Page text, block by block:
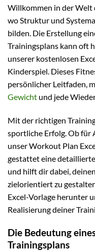
Willkommen in der Welt
wo Struktur und
bilden. Die Erstellung
Trainingsplans kann oft
unserer kostenlosen
Kinderspiel. Dieses
persönlicher Leitfaden,
Gewicht und jede
Mit der richtigen
sportliche Erfolg. Ob für
unser Workout Plan
gestattet eine
und hilft dir dabei,
zielorientiert zu
Excel-Vorlage herunter
Realisierung deiner
Die Bedeutung
Trainingsplans